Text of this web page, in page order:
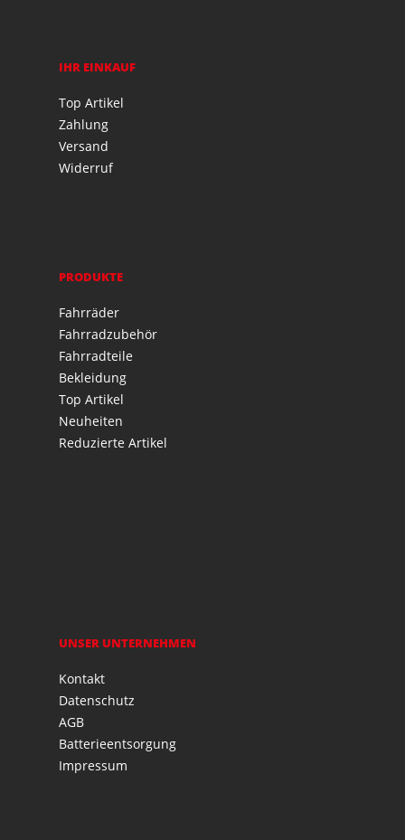
IHR EINKAUF
Top Artikel
Zahlung
Versand
Widerruf
PRODUKTE
Fahrräder
Fahrradzubehör
Fahrradteile
Bekleidung
Top Artikel
Neuheiten
Reduzierte Artikel
UNSER UNTERNEHMEN
Kontakt
Datenschutz
AGB
Batterieentsorgung
Impressum